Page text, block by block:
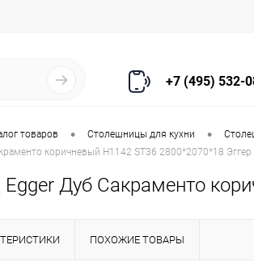
+7 (495) 532-
товаров • Столешницы для кухни •
коричневый H1142 ST36 2800*2070*18 Эггер
Дуб Сакраменто
ПОХОЖИЕ ТОВАРЫ